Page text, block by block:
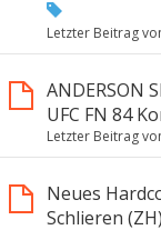
Letzter Beitrag
ANDERSON
UFC FN 84
Letzter Beitrag
Neues
Schlieren